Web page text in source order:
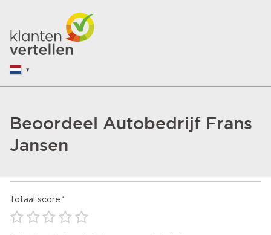
Beoordeel Autobedrijf Frans
Jansen
Totaal score